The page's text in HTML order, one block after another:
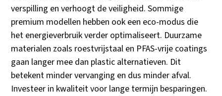
verspilling en verhoogt de veiligheid. Sommige
premium modellen hebben ook een eco-modus die
het energieverbruik verder optimaliseert. Duurzame
materialen zoals roestvrijstaal en PFAS-vrije coatings
gaan langer mee dan plastic alternatieven. Dit
betekent minder vervanging en dus minder afval.
Investeer in kwaliteit voor lange termijn besparingen.